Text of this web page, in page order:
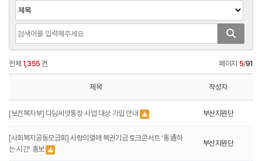
전체 1,355 건 페이지 5/91
제목 작성자
[보건복지부] 디딤씨앗통장 사업 대상 가입 안내 부산지원단
[사회복지공동모금회] 사랑의열매 복권기금 토크콘서트 ‘통通하
는 시간' 홍보
부산지원단